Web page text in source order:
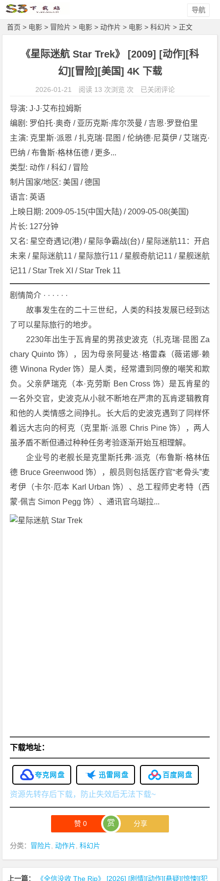
导航
首页 > 电影 > 冒险片 > 电影 >动作片 > 电影 >科幻片 > 正文
《星际迷航 Star Trek》 [2009] [动作][科
幻][冒险][美国] 4K 下载
2026-01-21 阅读 13 次浏览 次
《星
航
S
e
[2
0
[动
[科
[冒
[美
国]
4
K
下
已关闭评论
导演: J·J·艾布拉姆斯
编剧: 罗伯托·奥奇 / 亚历克斯·库尔茨曼 / 吉恩·罗登伯里
主演: 克里斯·派恩 / 扎克瑞·昆图 / 伦纳德·尼莫伊 / 艾瑞克·
巴纳 / 布鲁斯·格林伍德 / 更多...
类型: 动作 / 科幻 / 冒险
制片国家/地区: 美国 / 德国
语言: 英语
上映日期: 2009-05-15(中国大陆) / 2009-05-08(美国)
片长: 127分钟
又名: 星空奇遇记(港) / 星际争霸战(台) / 星际迷航11：开启
未来 / 星际迷航11 / 星际旅行11 / 星舰奇航记11 / 星舰迷航
记11 / Star Trek XI / Star Trek 11
剧情简介 · · · · · ·
故事发生在的二十三世纪，人类的科技发展已经到达
了可以星际旅行的地步。
2230年出生于瓦肯星的男孩史波克（扎克瑞·昆图 Za
chary Quinto 饰），因为母亲阿曼达·格雷森（薇诺娜·赖
德 Winona Ryder 饰）是人类，经常遭到同僚的嘲笑和欺
负。父亲萨瑞克（本·克劳斯 Ben Cross 饰）是瓦肯星的
一名外交官，史波克从小就不断地在严肃的瓦肯逻辑教育
和他的人类情感之间挣扎。长大后的史波克遇到了同样怀
着远大志向的柯克（克里斯·派恩 Chris Pine 饰），两人
虽矛盾不断但通过种种任务考验逐渐开始互相理解。
企业号的老舰长是克里斯托弗·派克（布鲁斯·格林伍
德 Bruce Greenwood 饰），舰员则包括医疗官“老骨头”麦
考伊（卡尔·厄本 Karl Urban 饰）、总工程师史考特（西
蒙·佩吉 Simon Pegg 饰）、通讯官乌瑚拉...
下载地址：
夸克网盘 迅雷网盘 百度网盘
资源先转存后下载，防止失效后无法下载~
赞0 赏 分享
分类： 冒险片 ,动作片 ,科幻片
上一篇： 《全信没收 The Rip》 [2026] [剧情][动作][悬疑][惊悚][犯